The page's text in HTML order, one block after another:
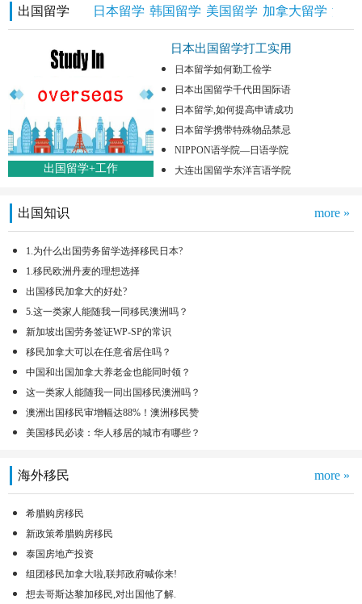
出国留学 日本留学 韩国留学 美国留学 加拿大留学 澳洲
出国留学+工作
日本出国留学打工实用
日本留学如何勤工俭学
日本出国留学千代田国际语
日本留学,如何提高申请成功
日本留学携带特殊物品禁忌
NIPPON语学院—日语学院
大连出国留学东洋言语学院
出国知识 more »
1.为什么出国劳务留学选择移民日本?
1.移民欧洲丹麦的理想选择
出国移民加拿大的好处?
5.这一类家人能随我一同移民澳洲吗？
新加坡出国劳务签证WP-SP的常识
移民加拿大可以在任意省居住吗？
中国和出国加拿大养老金也能同时领？
这一类家人能随我一同出国移民澳洲吗？
澳洲出国移民审增幅达88%！澳洲移民赞
美国移民必读：华人移居的城市有哪些？
海外移民 more »
希腊购房移民
新政策希腊购房移民
泰国房地产投资
组团移民加拿大啦,联邦政府喊你来!
想去哥斯达黎加移民,对出国他了解.